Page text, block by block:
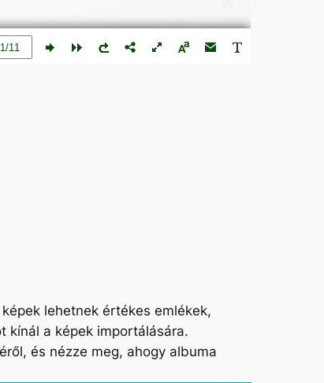
lehetnek értékes emlékek,
kínál a képek importálására.
és nézze meg, ahogy albuma